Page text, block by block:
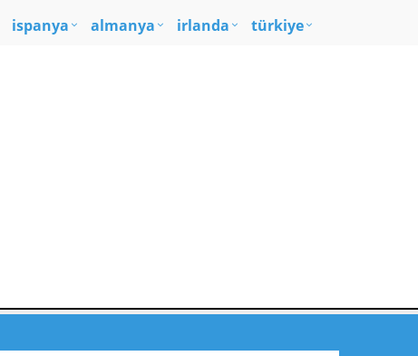
ispanya almanya irlanda türkiye